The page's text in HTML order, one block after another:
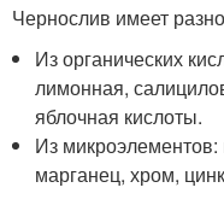
Чернослив имеет
Из органических
лимонная,
яблочная кислоты.
Из
марганец, хром,